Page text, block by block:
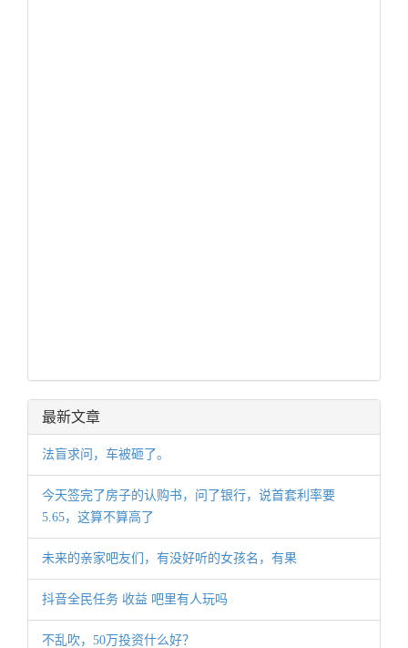
最新文章
法盲求问，车被砸了。
今天签完了房子的认购书，问了银行，说首套利率要
5.65，这算不算高了
未来的亲家吧友们，有没好听的女孩名，有果
抖音全民任务 收益 吧里有人玩吗
不乱吹，50万投资什么好？